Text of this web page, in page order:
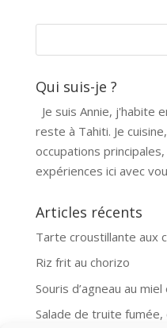
Qui suis-je ?
Je suis Annie, j'habite
reste à Tahiti. Je
occupations
expériences ici avec
Articles récents
Tarte croustillante aux
Riz frit au chorizo
Souris d’agneau au
Salade de truite